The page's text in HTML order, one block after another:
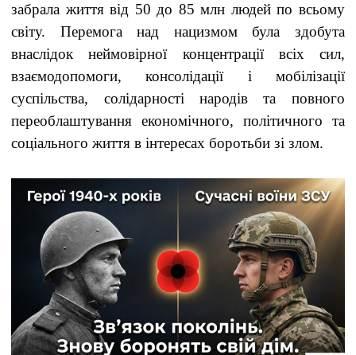
забрала життя від 50 до 85 млн людей по всьому
світу. Перемога над нацизмом була здобута
внаслідок неймовірної концентрації всіх сил,
взаємодопомоги, консолідації і мобілізації
суспільства, солідарності народів та повного
переоблаштування економічного, політичного та
соціального життя в інтересах боротьби зі злом.